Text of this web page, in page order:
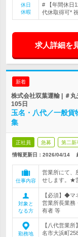
休日
休暇
# 【年間休日
代休取得可*
求人詳細を
新着
株式会社双葉運輸 | ＃
105日
玉名・八代／一般
集
正社員 急募 第二新
情報更新日：2026/04/14
仕事内容
営業所にて、
せします。★
対象と
なる方
【必須】◆マ
営業所長業務
有者 等
勤務地
【八代営業
名市大浜町